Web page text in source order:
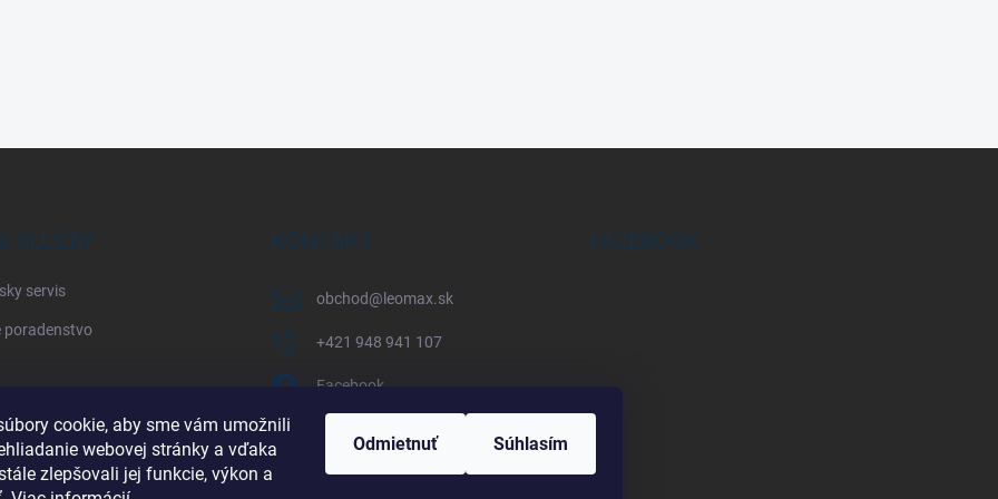
cookie, aby sme vám umožnili
webovej stránky a vďaka
zlepšovali jej funkcie, výkon a
Odmietnuť Súhlasím
SLUŽBY
servis
poradenstvo
KONTAKT
obchod@ leomax.sk
+421 948 941 107
Facebook
+421 948 941 107
FACEBOOK